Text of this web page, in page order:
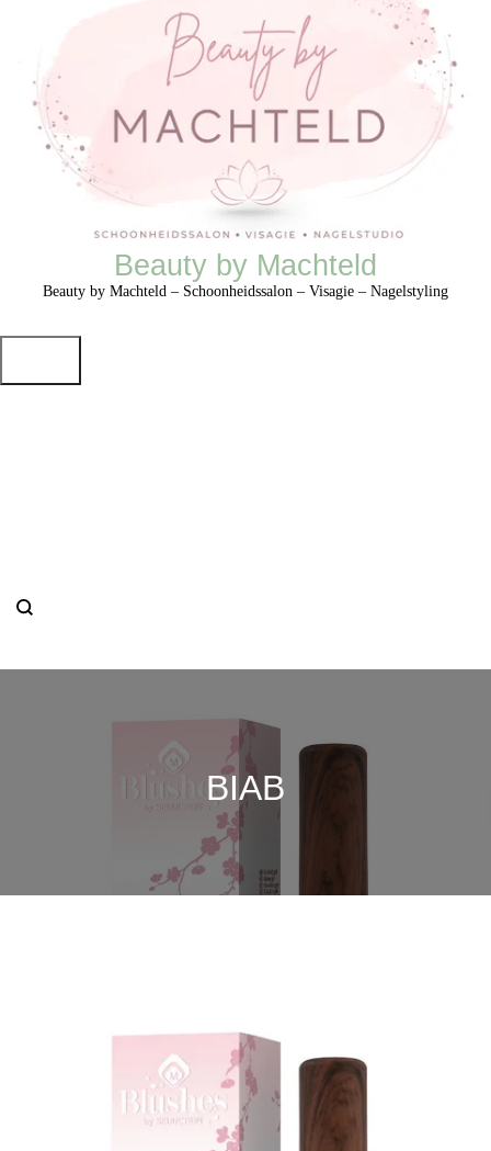
Beauty by Machteld
Beauty by Machteld – Schoonheidssalon – Visagie – Nagelstyling
BIAB